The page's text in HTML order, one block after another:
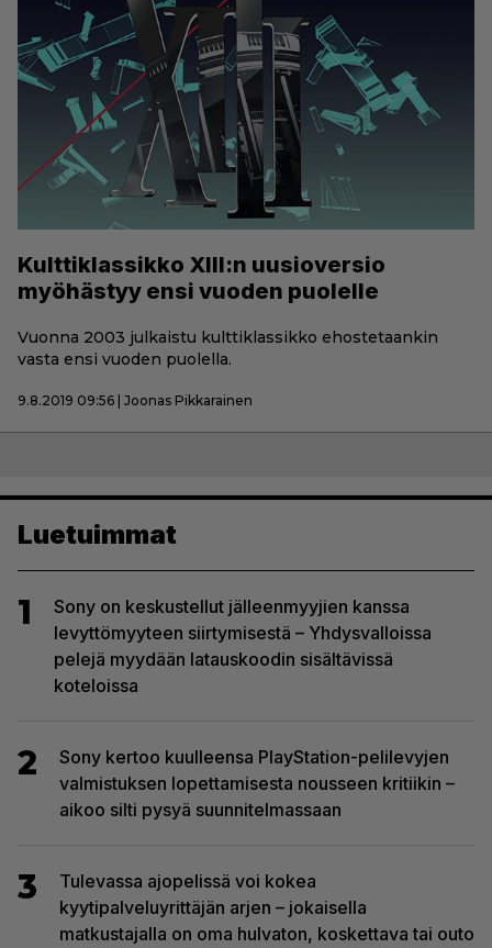
Kulttiklassikko XIII:n uusioversio
myöhästyy ensi vuoden puolelle
Vuonna 2003 julkaistu kulttiklassikko ehostetaankin
vasta ensi vuoden puolella.
9.8.2019 09:56 | Joonas Pikkarainen
Luetuimmat
1
Sony on keskustellut jälleenmyyjien kanssa
levyttömyyteen siirtymisestä – Yhdysvalloissa
pelejä myydään latauskoodin sisältävissä
koteloissa
2
Sony kertoo kuulleensa PlayStation-pelilevyjen
valmistuksen lopettamisesta nousseen kritiikin –
aikoo silti pysyä suunnitelmassaan
3
Tulevassa ajopelissä voi kokea
kyytipalveluyrittäjän arjen – jokaisella
matkustajalla on oma hulvaton, koskettava tai outo